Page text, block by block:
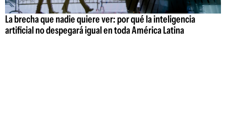
La brecha que nadie quiere ver: por qué la inteligencia
artificial no despegará igual en toda América Latina